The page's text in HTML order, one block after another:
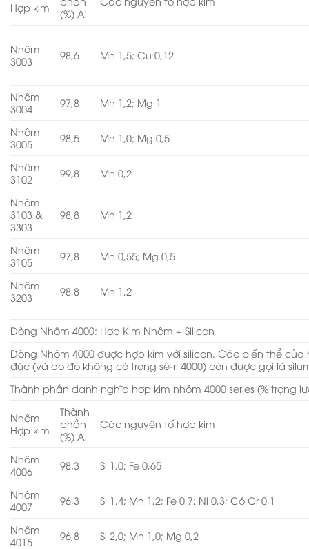
Hợp kim
(%) Al
Nhôm
3003
98,6 Mn 1,5; Cu 0,12
Nhôm
3004
97,8 Mn 1,2; Mg 1
Nhôm
3005
98,5 Mn 1,0; Mg 0,5
Nhôm
3102
99,8 Mn 0,2
Nhôm
3103 &
3303
98,8 Mn 1,2
Nhôm
3105
97,8 Mn 0,55; Mg 0,5
Nhôm
3203
98,8 Mn 1,2
Dòng Nhôm 4000: Hợp Kim Nhôm + Silicon
Dòng Nhôm 4000 được hợp kim với silicon. Các biến thể
đúc (và do đó không có trong sê-ri 4000) còn được gọi là
Thành phần danh nghĩa hợp kim nhôm 4000 series (% trọng
Nhôm
Hợp kim
Thành
phần
(%) Al
Các nguyên tố hợp kim
Nhôm
4006
98.3 Si 1,0; Fe 0,65
Nhôm
4007
96,3 Si 1,4; Mn 1,2; Fe 0,7; Ni 0,3; Có Cr 0,1
Nhôm
4015
96,8 Si 2,0; Mn 1,0; Mg 0,2